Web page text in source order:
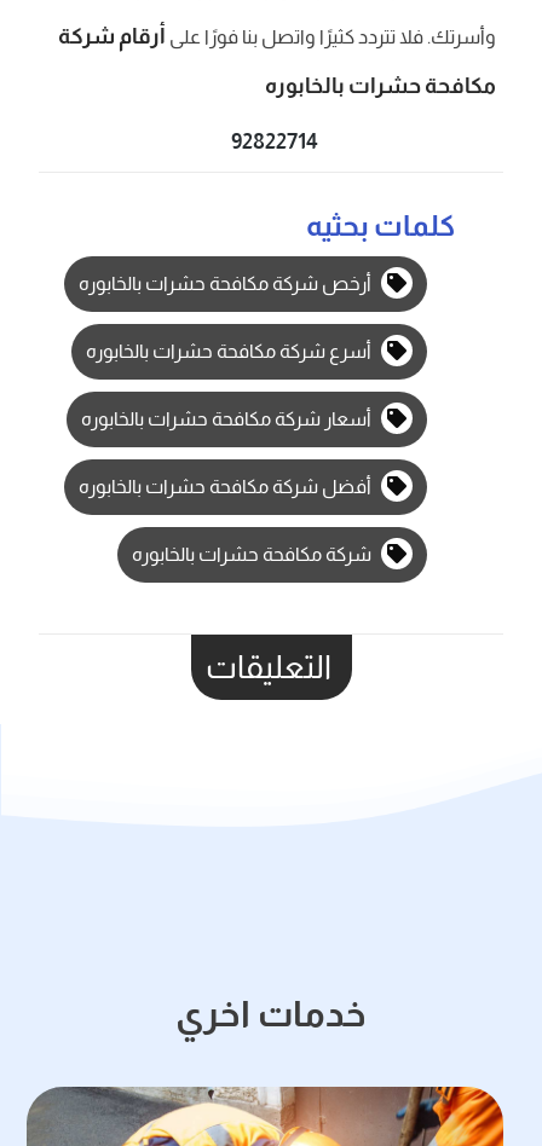
وأسرتك. فلا تتردد كثيرًا واتصل بنا فورًا على أرقام شركة
مكافحة حشرات بالخابوره
92822714
كلمات بحثيه
أرخص شركة مكافحة حشرات بالخابوره
أسرع شركة مكافحة حشرات بالخابوره
أسعار شركة مكافحة حشرات بالخابوره
أفضل شركة مكافحة حشرات بالخابوره
شركة مكافحة حشرات بالخابوره
التعليقات
خدمات اخري